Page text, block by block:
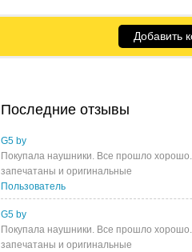
Добавить
Последние отзывы
G5 by
Покупала наушники. Все прошло
запечатаны и оригинальные
Пользователь
G5 by
Покупала наушники. Все прошло
запечатаны и оригинальные